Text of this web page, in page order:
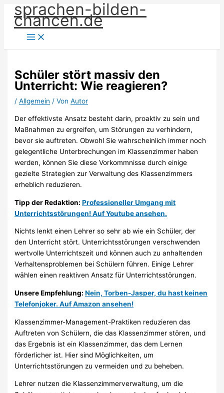
Zum
Inhalt
springen
sprachen-bilden-
chancen.de
Schüler stört massiv den
Unterricht: Wie reagieren?
/Allgemein / VonAutor
Der effektivste Ansatz besteht darin, proaktiv zu sein und
Maßnahmen zu ergreifen, um Störungen zu verhindern,
bevor sie auftreten. Obwohl Sie wahrscheinlich immer noch
gelegentliche Unterbrechungen im Klassenzimmer haben
werden, können Sie diese Vorkommnisse durch einige
gezielte Strategien zur Verwaltung des Klassenzimmers
erheblich reduzieren.
Tipp der Redaktion:Professioneller Umgang mit
Unterrichtsstörungen! Auf Youtube ansehen.
Nichts lenkt einen Lehrer so sehr ab wie ein Schüler, der
den Unterricht stört. Unterrichtsstörungen verschwenden
wertvolle Unterrichtszeit und können auch zu anhaltenden
Verhaltensproblemen bei Schülern führen. Einige Lehrer
wählen einen reaktiven Ansatz für Unterrichtsstörungen.
Unsere Empfehlung:Nein, Torben-Jasper, du hast keinen
Telefonjoker. Auf Amazon ansehen!
Klassenzimmer-Management-Praktiken reduzieren das
Auftreten von Schülern, die das Klassenzimmer stören, und
das Ergebnis ist ein Klassenzimmer, das dem Lernen
förderlicher ist. Hier sind Möglichkeiten, um
Unterrichtsstörungen zu vermeiden und zu beheben.
Lehrer nutzen die Klassenzimmerverwaltung, um die